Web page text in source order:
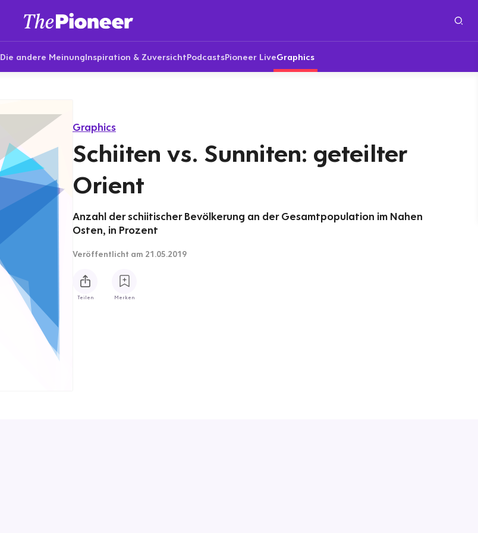
Die andere MeinungInspiration & ZuversichtPodcastsPioneer LiveGraphics
Graphics
Schiiten vs. Sunniten: geteilter
Orient
Anzahl der schiitischer Bevölkerung an der Gesamtpopulation im Nahen
Osten, in Prozent
Veröffentlicht am 21.05.2019
Teilen Merken